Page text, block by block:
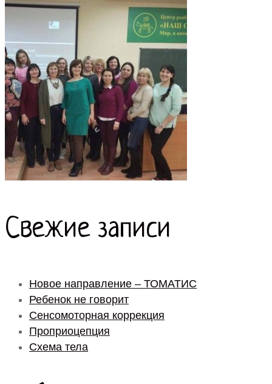
Свежие записи
Новое направление – ТОМАТИС
Ребенок не говорит
Сенсомоторная коррекция
Проприоцепция
Схема тела